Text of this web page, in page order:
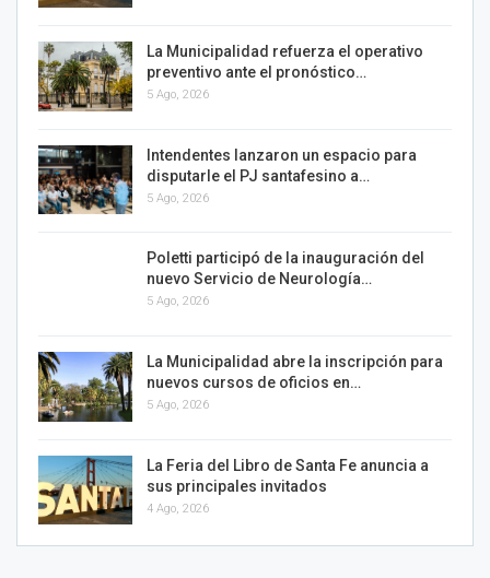
La Municipalidad refuerza el operativo
preventivo ante el pronóstico…
5 Ago, 2026
Intendentes lanzaron un espacio para
disputarle el PJ santafesino a…
5 Ago, 2026
Poletti participó de la inauguración del
nuevo Servicio de Neurología…
5 Ago, 2026
La Municipalidad abre la inscripción para
nuevos cursos de oficios en…
5 Ago, 2026
La Feria del Libro de Santa Fe anuncia a
sus principales invitados
4 Ago, 2026